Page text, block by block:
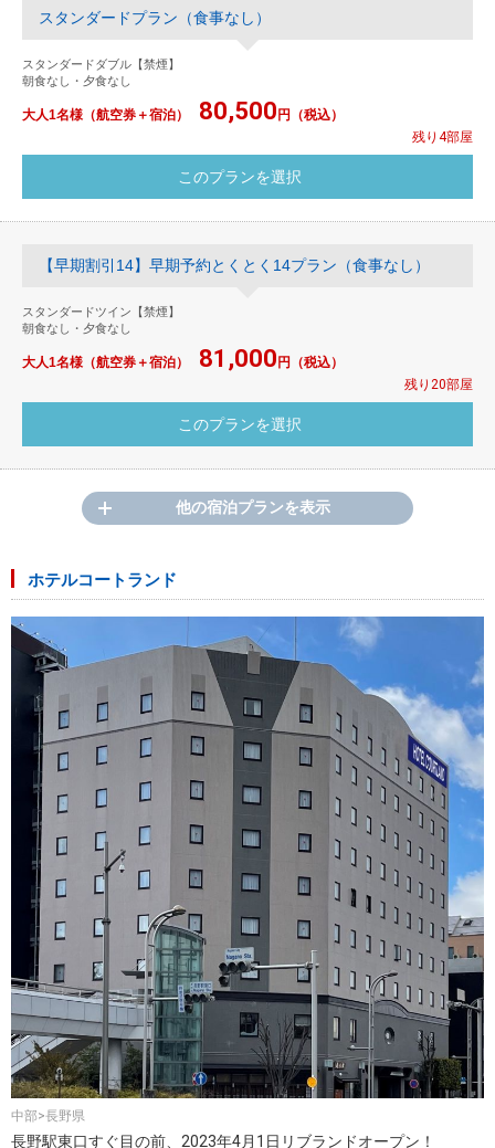
スタンダードプラン（食事なし）
スタンダードダブル【禁煙】
朝食なし・夕食なし
大人1名様（航空券＋宿泊） 80,500円（税込）
残り4部屋
【早期割引14】早期予約とくとく14プラン（食事なし）
スタンダードツイン【禁煙】
朝食なし・夕食なし
大人1名様（航空券＋宿泊） 81,000円（税込）
残り20部屋
他の宿泊プランを表示
ホテルコートランド
中部>長野県
長野駅東口すぐ目の前、2023年4月1日リブランドオープン！